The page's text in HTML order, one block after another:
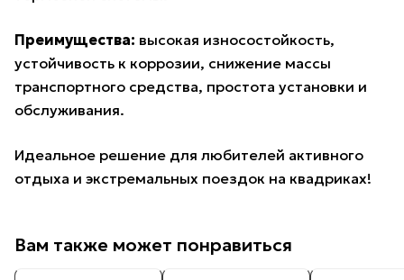
Преимущества: высокая износостойкость,
устойчивость к коррозии, снижение массы
транспортного средства, простота установки и
обслуживания.
Идеальное решение для любителей активного
отдыха и экстремальных поездок на квадриках!
Вам также может понравиться